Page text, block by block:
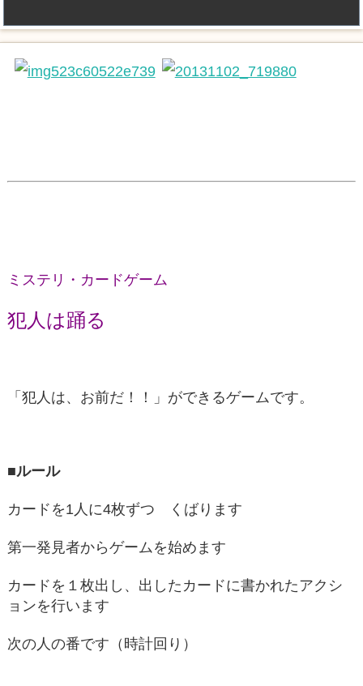
ミステリ・カードゲーム
犯人は踊る
「犯人は、お前だ！！」ができるゲームです。
■ルール
カードを1人に4枚ずつ くばります
第一発見者からゲームを始めます
カードを１枚出し、出したカードに書かれたアクシ
ョンを行います
次の人の番です（時計回り）